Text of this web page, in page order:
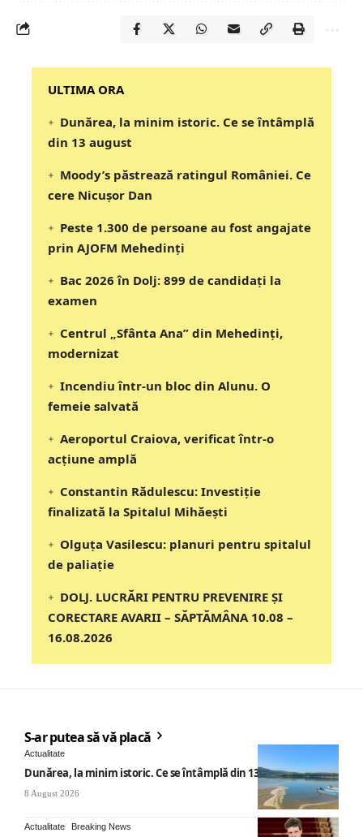
‎‎‎‎‎‎‎ULTIMA ORA
Dunărea, la minim istoric. Ce se întâmplă
din 13 august
Moody’s păstrează ratingul României. Ce
cere Nicușor Dan
Peste 1.300 de persoane au fost angajate
prin AJOFM Mehedinți
Bac 2026 în Dolj: 899 de candidați la
examen
Centrul „Sfânta Ana” din Mehedinți,
modernizat
Incendiu într-un bloc din Alunu. O
femeie salvată
Aeroportul Craiova, verificat într-o
acțiune amplă
Constantin Rădulescu: Investiție
finalizată la Spitalul Mihăești
Olguța Vasilescu: planuri pentru spitalul
de paliație
DOLJ. LUCRĂRI PENTRU PREVENIRE ȘI
CORECTARE AVARII – SĂPTĂMÂNA 10.08 –
16.08.2026
S-ar putea să vă placă
Actualitate
Dunărea, la minim istoric. Ce se întâmplă din 13 august
8 August 2026
Actualitate Breaking News